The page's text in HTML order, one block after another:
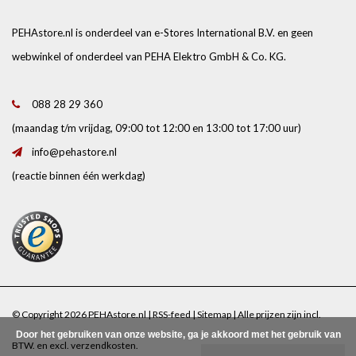
PEHAstore.nl is onderdeel van e-Stores International B.V. en geen
webwinkel of onderdeel van PEHA Elektro GmbH & Co. KG.
088 28 29 360
(maandag t/m vrijdag, 09:00 tot 12:00 en 13:00 tot 17:00 uur)
info@pehastore.nl
(reactie binnen één werkdag)
© Copyright 2026 PEHAstore.nl | RSS-feed | Sitemap | Alle prijzen zijn incl.
BTW. en excl. verzendkosten
Door het gebruiken van onze website, ga je akkoord met het gebruik van